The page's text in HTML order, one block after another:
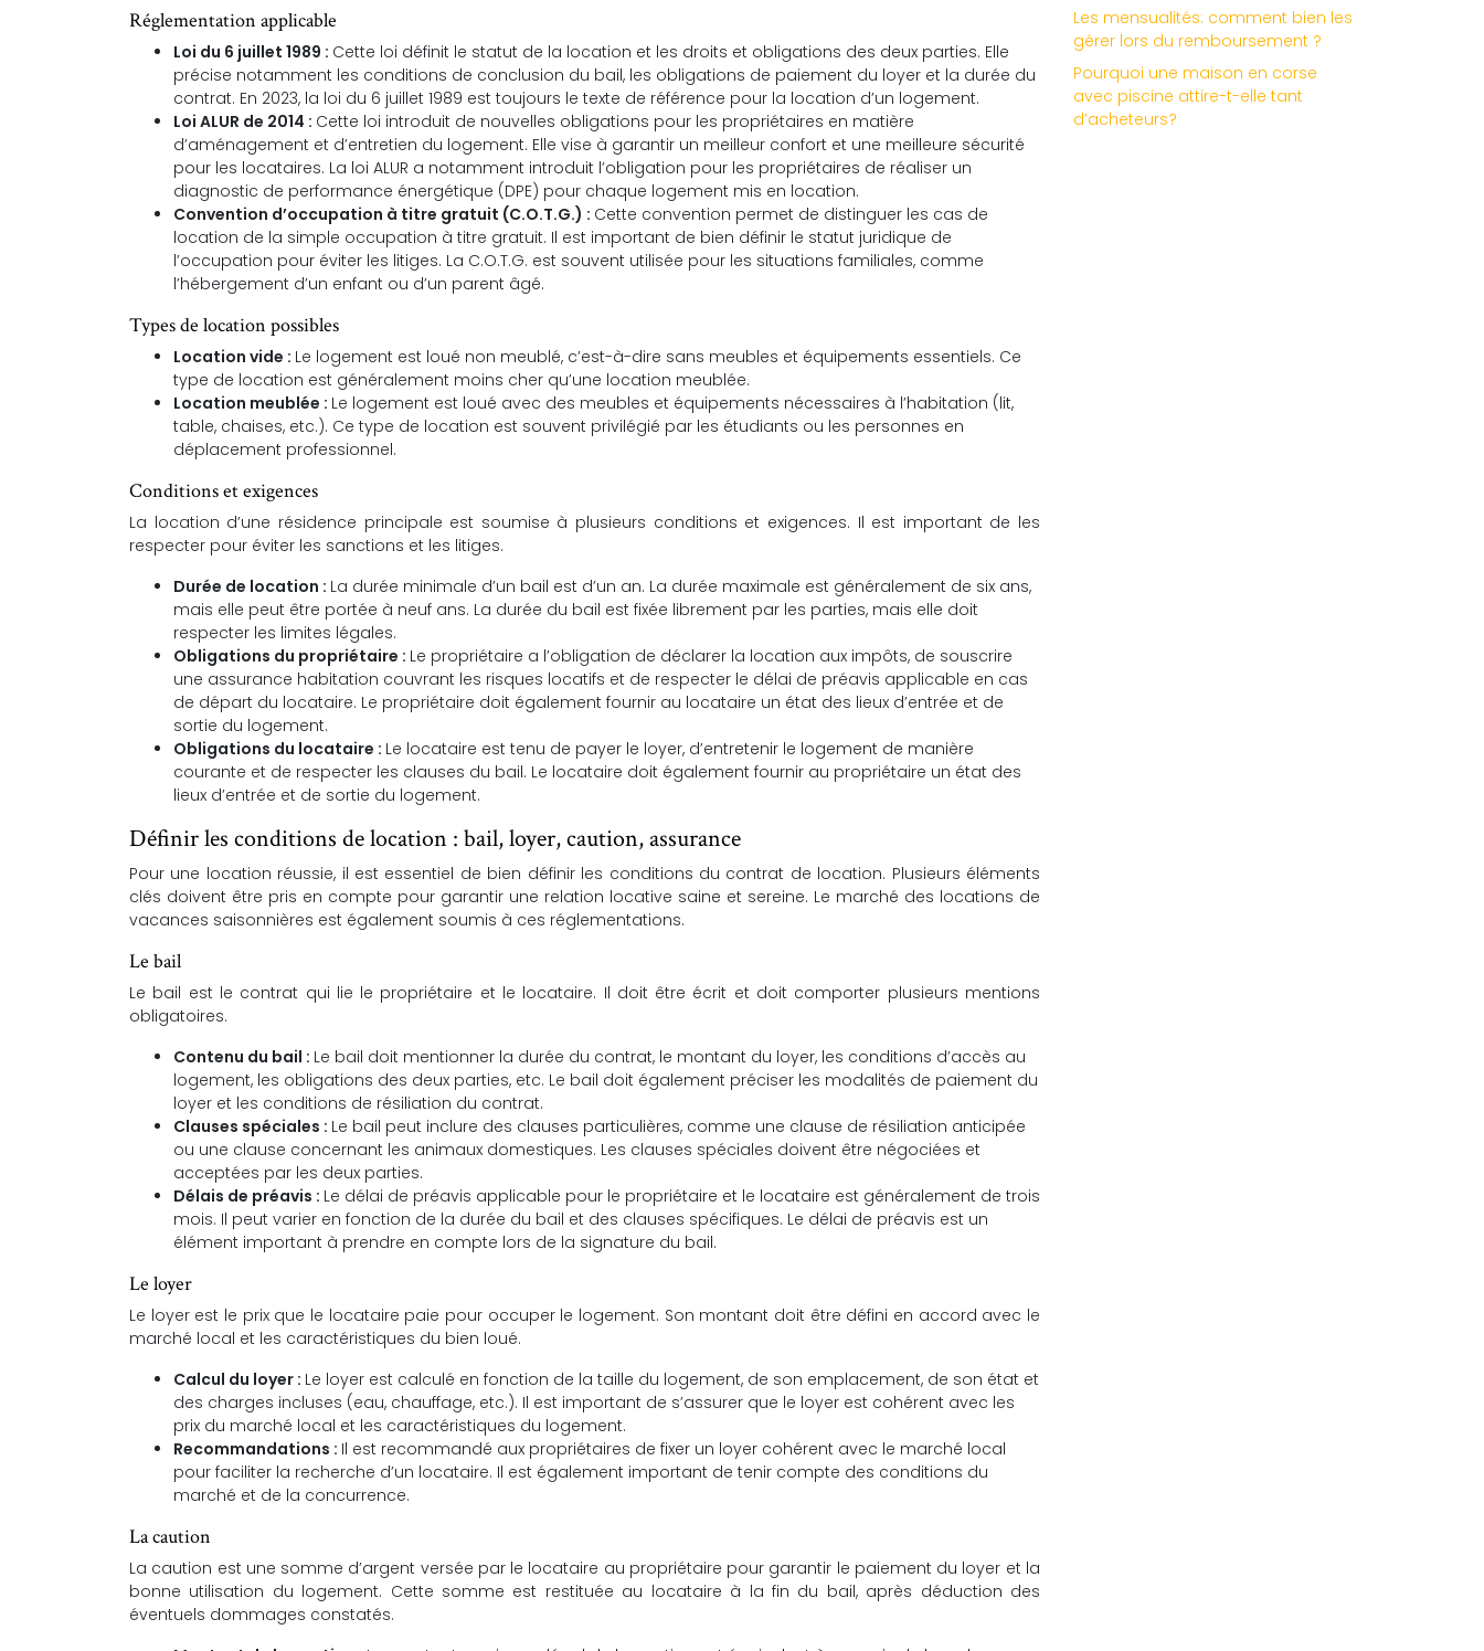
Réglementation applicable
Loi du 6 juillet 1989 : Cette loi définit le statut de la location et les droits et obligations des deux parties. Elle
précise notamment les conditions de conclusion du bail, les obligations de paiement du loyer et la durée du
contrat. En 2023, la loi du 6 juillet 1989 est toujours le texte de référence pour la location d’un logement.
Loi ALUR de 2014 : Cette loi introduit de nouvelles obligations pour les propriétaires en matière
d’aménagement et d’entretien du logement. Elle vise à garantir un meilleur confort et une meilleure sécurité
pour les locataires. La loi ALUR a notamment introduit l’obligation pour les propriétaires de réaliser un
diagnostic de performance énergétique (DPE) pour chaque logement mis en location.
Convention d’occupation à titre gratuit (C.O.T.G.) : Cette convention permet de distinguer les cas de
location de la simple occupation à titre gratuit. Il est important de bien définir le statut juridique de
l’occupation pour éviter les litiges. La C.O.T.G. est souvent utilisée pour les situations familiales, comme
l’hébergement d’un enfant ou d’un parent âgé.
Types de location possibles
Location vide : Le logement est loué non meublé, c’est-à-dire sans meubles et équipements essentiels. Ce
type de location est généralement moins cher qu’une location meublée.
Location meublée : Le logement est loué avec des meubles et équipements nécessaires à l’habitation (lit,
table, chaises, etc.). Ce type de location est souvent privilégié par les étudiants ou les personnes en
déplacement professionnel.
Conditions et exigences
La location d’une résidence principale est soumise à plusieurs conditions et exigences. Il est important de les
respecter pour éviter les sanctions et les litiges.
Durée de location : La durée minimale d’un bail est d’un an. La durée maximale est généralement de six ans,
mais elle peut être portée à neuf ans. La durée du bail est fixée librement par les parties, mais elle doit
respecter les limites légales.
Obligations du propriétaire : Le propriétaire a l’obligation de déclarer la location aux impôts, de souscrire
une assurance habitation couvrant les risques locatifs et de respecter le délai de préavis applicable en cas
de départ du locataire. Le propriétaire doit également fournir au locataire un état des lieux d’entrée et de
sortie du logement.
Obligations du locataire : Le locataire est tenu de payer le loyer, d’entretenir le logement de manière
courante et de respecter les clauses du bail. Le locataire doit également fournir au propriétaire un état des
lieux d’entrée et de sortie du logement.
Définir les conditions de location : bail, loyer, caution, assurance
Pour une location réussie, il est essentiel de bien définir les conditions du contrat de location. Plusieurs éléments
clés doivent être pris en compte pour garantir une relation locative saine et sereine. Le marché des locations de
vacances saisonnières est également soumis à ces réglementations.
Le bail
Le bail est le contrat qui lie le propriétaire et le locataire. Il doit être écrit et doit comporter plusieurs mentions
obligatoires.
Contenu du bail : Le bail doit mentionner la durée du contrat, le montant du loyer, les conditions d’accès au
logement, les obligations des deux parties, etc. Le bail doit également préciser les modalités de paiement du
loyer et les conditions de résiliation du contrat.
Clauses spéciales : Le bail peut inclure des clauses particulières, comme une clause de résiliation anticipée
ou une clause concernant les animaux domestiques. Les clauses spéciales doivent être négociées et
acceptées par les deux parties.
Délais de préavis : Le délai de préavis applicable pour le propriétaire et le locataire est généralement de trois
mois. Il peut varier en fonction de la durée du bail et des clauses spécifiques. Le délai de préavis est un
élément important à prendre en compte lors de la signature du bail.
Le loyer
Le loyer est le prix que le locataire paie pour occuper le logement. Son montant doit être défini en accord avec le
marché local et les caractéristiques du bien loué.
Calcul du loyer : Le loyer est calculé en fonction de la taille du logement, de son emplacement, de son état et
des charges incluses (eau, chauffage, etc.). Il est important de s’assurer que le loyer est cohérent avec les
prix du marché local et les caractéristiques du logement.
Recommandations : Il est recommandé aux propriétaires de fixer un loyer cohérent avec le marché local
pour faciliter la recherche d’un locataire. Il est également important de tenir compte des conditions du
marché et de la concurrence.
La caution
La caution est une somme d’argent versée par le locataire au propriétaire pour garantir le paiement du loyer et la
bonne utilisation du logement. Cette somme est restituée au locataire à la fin du bail, après déduction des
éventuels dommages constatés.
Les mensualités: comment bien les
gérer lors du remboursement ?
Pourquoi une maison en corse
avec piscine attire-t-elle tant
d’acheteurs?